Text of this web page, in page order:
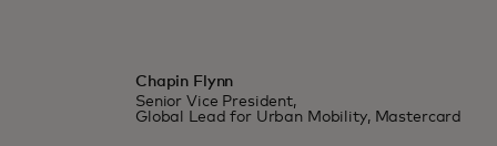
Chapin Flynn
Senior Vice President,
Global Lead for Urban Mobility, Mastercard